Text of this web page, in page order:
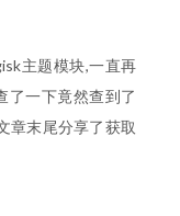
主题模块,一直再
了一下竟然查到了
章末尾分享了获取